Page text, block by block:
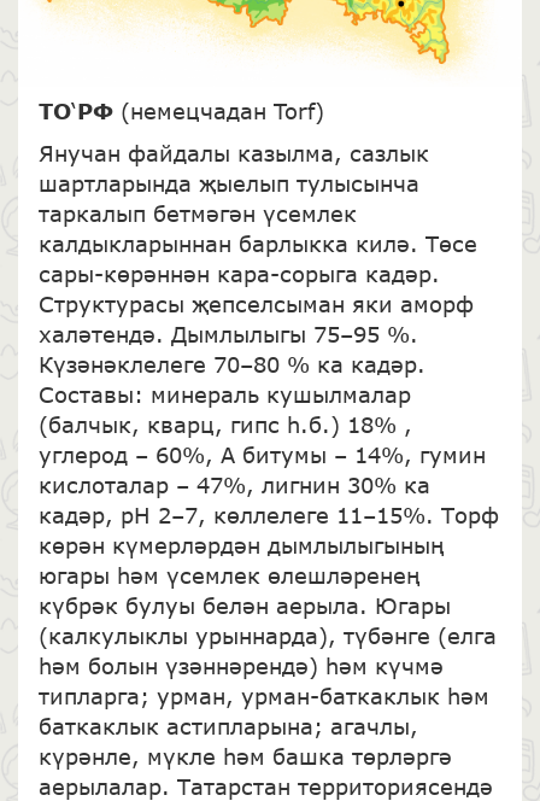
ТО‘РФ(немецчадан Torf)
Янучан файдалы казылма, сазлык
шартларында җыелып тулысынча
таркалып бетмәгән үсемлек
калдыкларыннан барлыкка килә. Төсе
сары-көрәннән кара-сорыга кадәр.
Структурасы җепселсыман яки аморф
халәтендә. Дымлылыгы 75–95 %.
Күзәнәклелеге 70–80 % ка кадәр.
Составы: минераль кушылмалар
(балчык, кварц, гипс һ.б.) 18% ,
углерод – 60%, А битумы – 14%, гумин
кислоталар – 47%, лигнин 30% ка
кадәр, рН 2–7, көллелеге 11–15%. Торф
көрән күмерләрдән дымлылыгының
югары һәм үсемлек өлешләренең
күбрәк булуы белән аерыла. Югары
(калкулыклы урыннарда), түбәнге (елга
һәм болын үзәннәрендә) һәм күчмә
типларга; урман, урман-баткаклык һәм
баткаклык астипларына; агачлы,
күрәнле, мүкле һәм башка төрләргә
аерылалар. Татарстан территориясендә